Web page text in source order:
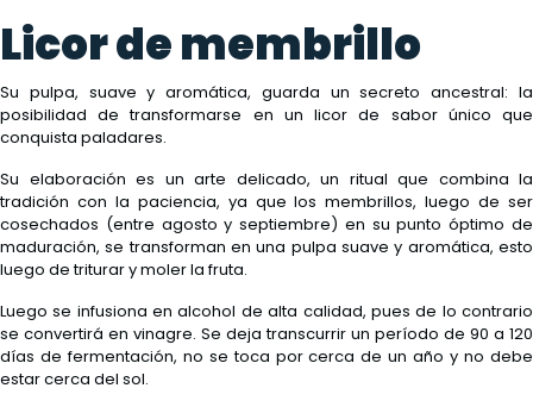
Licor de membrillo
Su pulpa, suave y aromática, guarda un secreto ancestral: la
posibilidad de transformarse en un licor de sabor único que
conquista paladares.
Su elaboración es un arte delicado, un ritual que combina la
tradición con la paciencia, ya que los membrillos, luego de ser
cosechados (entre agosto y septiembre) en su punto óptimo de
maduración, se transforman en una pulpa suave y aromática, esto
luego de triturar y moler la fruta.
Luego se infusiona en alcohol de alta calidad, pues de lo contrario
se convertirá en vinagre. Se deja transcurrir un período de 90 a 120
días de fermentación, no se toca por cerca de un año y no debe
estar cerca del sol.